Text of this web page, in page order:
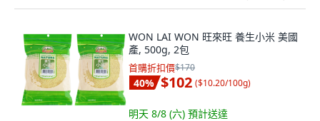
WON LAI WON 旺來旺 養生小米 美國
產, 500g, 2包
首購折扣價$170
40% $102 ($10.20/100g)
明天 8/8 (六) 預計送達